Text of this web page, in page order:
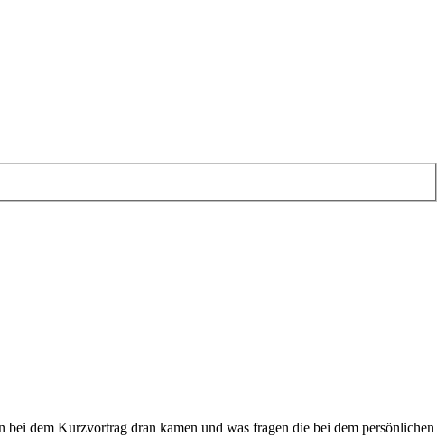
dem Kurzvortrag dran kamen und was fragen die bei dem persönlichen